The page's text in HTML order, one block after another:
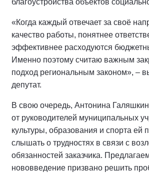
благоустройства объектов
«Когда каждый отвечает за своё
качество работы, понятнее
эффективнее расходуются
Именно поэтому считаю важным
подход региональным законом», –
депутат.
В свою очередь, Антонина
от руководителей муниципальных
культуры, образования и спорта ей
слышать о трудностях в связи с
обязанностей заказчика.
нововведение призвано решить